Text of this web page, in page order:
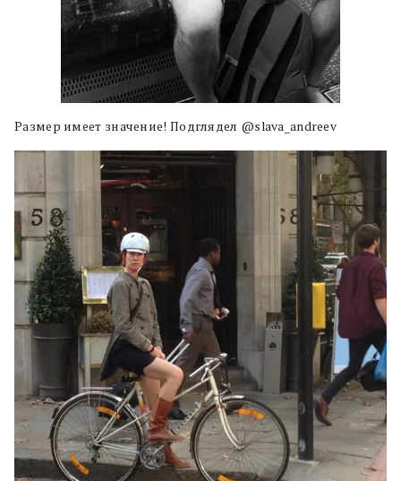
Размер имеет значение! Подглядел @slava_andreev